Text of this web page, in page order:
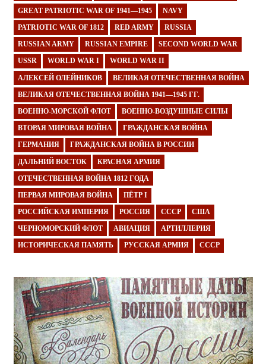
GREAT PATRIOTIC WAR OF 1941—1945 NAVY
PATRIOTIC WAR OF 1812 RED ARMY RUSSIA
RUSSIAN ARMY RUSSIAN EMPIRE SECOND WORLD WAR
USSR WORLD WAR I WORLD WAR II
АЛЕКСЕЙ ОЛЕЙНИКОВ ВЕЛИКАЯ ОТЕЧЕСТВЕННАЯ ВОЙНА
ВЕЛИКАЯ ОТЕЧЕСТВЕННАЯ ВОЙНА 1941—1945 ГГ.
ВОЕННО-МОРСКОЙ ФЛОТ ВОЕННО-ВОЗДУШНЫЕ СИЛЫ
ВТОРАЯ МИРОВАЯ ВОЙНА ГРАЖДАНСКАЯ ВОЙНА
ГЕРМАНИЯ ГРАЖДАНСКАЯ ВОЙНА В РОССИИ
ДАЛЬНИЙ ВОСТОК КРАСНАЯ АРМИЯ
ОТЕЧЕСТВЕННАЯ ВОЙНА 1812 ГОДА
ПЕРВАЯ МИРОВАЯ ВОЙНА ПЁТР I
РОССИЙСКАЯ ИМПЕРИЯ РОССИЯ СССР США
ЧЕРНОМОРСКИЙ ФЛОТ АВИАЦИЯ АРТИЛЛЕРИЯ
ИСТОРИЧЕСКАЯ ПАМЯТЬ РУССКАЯ АРМИЯ СССР